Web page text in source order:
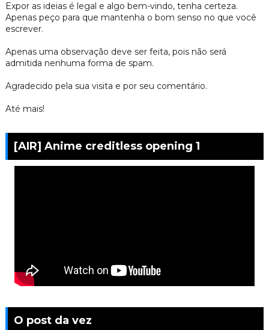
Expor as ideias é legal e algo bem-vindo, tenha certeza.
Apenas peço para que mantenha o bom senso no que você
escrever.
Apenas uma observação deve ser feita, pois não será
admitida nenhuma forma de spam.
Agradecido pela sua visita e por seu comentário.
Até mais!
[AIR] Anime creditless opening 1
O post da vez